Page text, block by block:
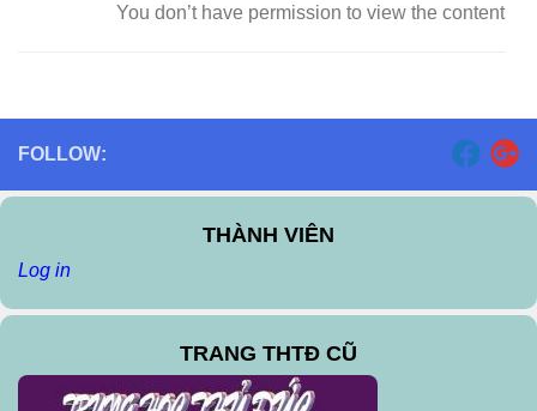
You don’t have permission to view the content
FOLLOW:
THÀNH VIÊN
Log in
TRANG THTĐ CŨ